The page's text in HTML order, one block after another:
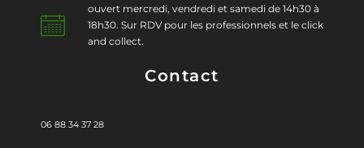
ouvert mercredi, vendredi et samedi de 14h30 à
18h30. Sur RDV pour les professionnels et le click
and collect.
Contact
06 88 34 37 28